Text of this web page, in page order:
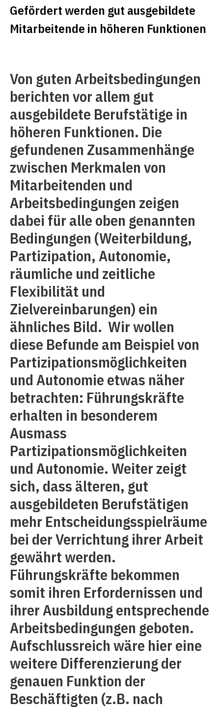
Gefördert werden gut ausgebildete
Mitarbeitende in höheren Funktionen
Von guten Arbeitsbedingungen
berichten vor allem gut
ausgebildete Berufstätige in
höheren Funktionen. Die
gefundenen Zusammenhänge
zwischen Merkmalen von
Mitarbeitenden und
Arbeitsbedingungen zeigen
dabei für alle oben genannten
Bedingungen (Weiterbildung,
Partizipation, Autonomie,
räumliche und zeitliche
Flexibilität und
Zielvereinbarungen) ein
ähnliches Bild. Wir wollen
diese Befunde am Beispiel von
Partizipationsmöglichkeiten
und Autonomie etwas näher
betrachten: Führungskräfte
erhalten in besonderem
Ausmass
Partizipationsmöglichkeiten
und Autonomie. Weiter zeigt
sich, dass älteren, gut
ausgebildeten Berufstätigen
mehr Entscheidungsspielräume
bei der Verrichtung ihrer Arbeit
gewährt werden.
Führungskräfte bekommen
somit ihren Erfordernissen und
ihrer Ausbildung entsprechende
Arbeitsbedingungen geboten.
Aufschlussreich wäre hier eine
weitere Differenzierung der
genauen Funktion der
Beschäftigten (z.B. nach